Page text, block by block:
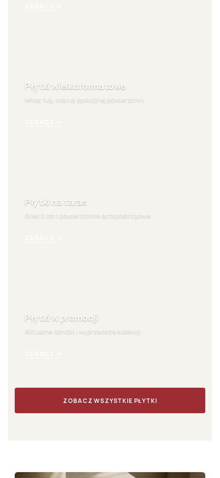
Płytki wielkoformatowe
Mniej fug, więcej spokojnej powierzchni.
Płytki na taras
Gres 2 cm i powierzchnie antypoślizgowe.
Płytki w promocji
Aktualne obniżki i wyprzedaże kolekcji.
ZOBACZ WSZYSTKIE PŁYTKI